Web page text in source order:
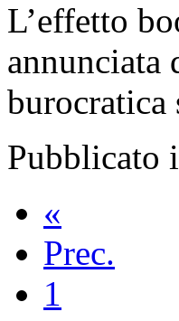
L’effetto
annunciata
burocratica
Pubblicato
«
Prec.
1